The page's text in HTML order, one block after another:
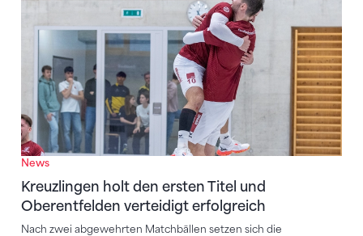
News
Kreuzlingen holt den ersten Titel und
Oberentfelden verteidigt erfolgreich
Nach zwei abgewehrten Matchbällen setzen sich die